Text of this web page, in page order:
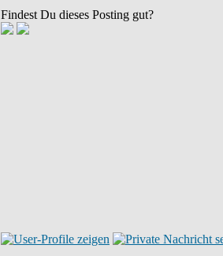
Findest Du dieses Posting gut?